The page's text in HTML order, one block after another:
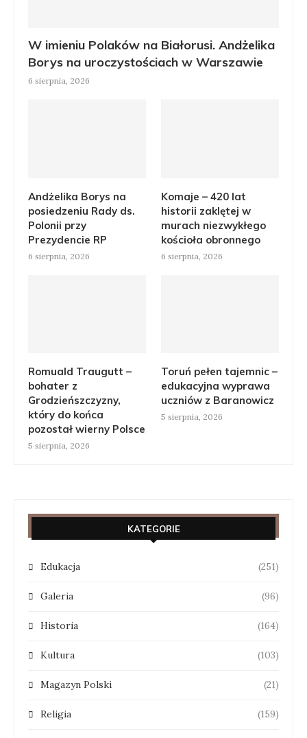
W imieniu Polaków na Białorusi. Andżelika
Borys na uroczystościach w Warszawie
6 sierpnia, 2026
Andżelika Borys na
posiedzeniu Rady ds.
Polonii przy
Prezydencie RP
6 sierpnia, 2026
Komaje – 420 lat
historii zaklętej w
murach niezwykłego
kościoła obronnego
6 sierpnia, 2026
Romuald Traugutt –
bohater z
Grodzieńszczyzny,
który do końca
pozostał wierny Polsce
5 sierpnia, 2026
Toruń pełen tajemnic –
edukacyjna wyprawa
uczniów z Baranowicz
5 sierpnia, 2026
KATEGORIE
Edukacja (251)
Galeria (96)
Historia (164)
Kultura (103)
Magazyn Polski (21)
Religia (159)